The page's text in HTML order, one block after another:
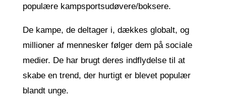
populære kampsportsudøvere/boksere.
De kampe, de deltager i, dækkes globalt, og
millioner af mennesker følger dem på sociale
medier. De har brugt deres indflydelse til at
skabe en trend, der hurtigt er blevet populær
blandt unge.